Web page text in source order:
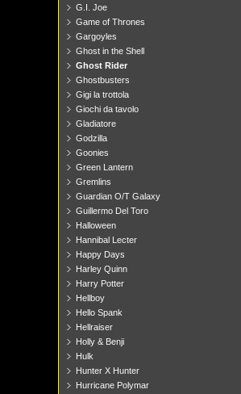
G.I. Joe
Game of Thrones
Gargoyles
Ghost in the Shell
Ghost Rider
Ghostbusters
Gigi la trottola
Giochi da tavolo
Gladiatore
Godzilla
Goonies
Green Lantern
Gremlins
Guardian O/T Galaxy
Guillermo Del Toro
Halloween
Hannibal Lecter
Happy Days
Harley Quinn
Harry Potter
Hellboy
Hello Spank
Hellraiser
Holly & Benji
Hulk
Hunter X Hunter
Hurricane Polymar